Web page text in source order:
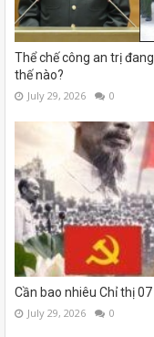
Thể chế công an trị
thế nào?
July 29, 2026 0
Cần bao nhiêu Chỉ thị
July 29, 2026 0